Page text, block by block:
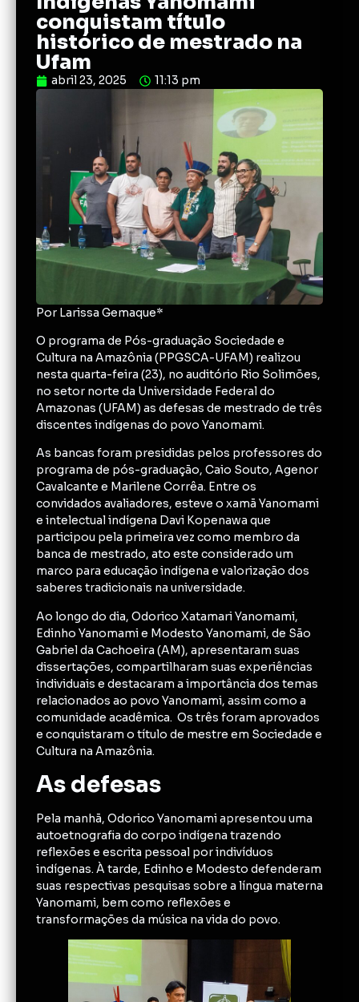
conquistam título
histórico de mestrado na
Ufam
abril 23, 2025 11:13 pm
Por Larissa Gemaque*
O programa de Pós-graduação Sociedade e
Cultura na Amazônia (PPGSCA-UFAM) realizou
nesta quarta-feira (23), no auditório Rio Solimões,
no setor norte da Universidade Federal do
Amazonas (UFAM) as defesas de mestrado de três
discentes indígenas do povo Yanomami.
As bancas foram presididas pelos professores do
programa de pós-graduação, Caio Souto, Agenor
Cavalcante e Marilene Corrêa. Entre os
convidados avaliadores, esteve o xamã Yanomami
e intelectual indígena Davi Kopenawa que
participou pela primeira vez como membro da
banca de mestrado, ato este considerado um
marco para educação indígena e valorização dos
saberes tradicionais na universidade.
Ao longo do dia, Odorico Xatamari Yanomami,
Edinho Yanomami e Modesto Yanomami, de São
Gabriel da Cachoeira (AM), apresentaram suas
dissertações, compartilharam suas experiências
individuais e destacaram a importância dos temas
relacionados ao povo Yanomami, assim como a
comunidade acadêmica. Os três foram aprovados
e conquistaram o título de mestre em Sociedade e
Cultura na Amazônia.
As defesas
Pela manhã, Odorico Yanomami apresentou uma
autoetnografia do corpo indígena trazendo
reflexões e escrita pessoal por indivíduos
indígenas. À tarde, Edinho e Modesto defenderam
suas respectivas pesquisas sobre a língua materna
Yanomami, bem como reflexões e
transformações da música na vida do povo.